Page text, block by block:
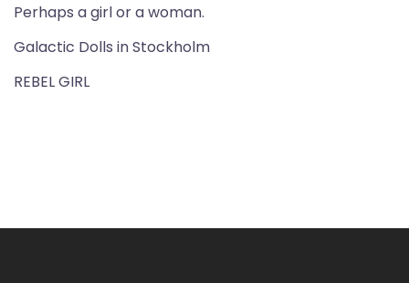
Perhaps a girl or a woman.
Galactic Dolls in Stockholm
REBEL GIRL